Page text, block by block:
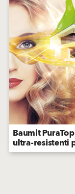
Baumit
ultra-resistenti